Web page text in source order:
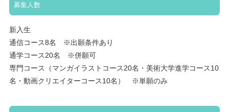
募集人数
新入生
通信コース8名 ※出願条件あり
通学コース20名 ※併願可
専門コース（マンガイラストコース20名・美術大学進学コース10
名・動画クリエイターコース10名） ※単願のみ